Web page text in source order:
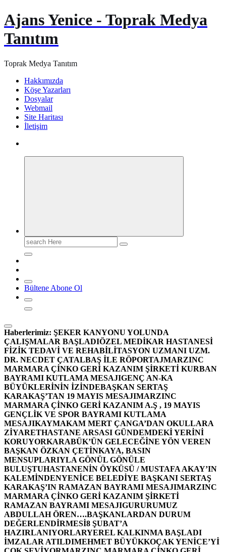
Ajans Yenice - Toprak Medya
Tanıtım
Toprak Medya Tanıtım
Hakkımızda
Köşe Yazarları
Dosyalar
Webmail
Site Haritası
İletişim
Search
for:
Bültene Abone Ol
Haberlerimiz: ŞEKER KANYONU YOLUNDA
ÇALIŞMALAR BAŞLADIÖZEL MEDİKAR HASTANESİ
FİZİK TEDAVİ VE REHABİLİTASYON UZMANI UZM.
DR. NECDET ÇATALBAŞ İLE RÖPORTAJMARZINC
MARMARA ÇİNKO GERİ KAZANIM ŞİRKETİ KURBAN
BAYRAMI KUTLAMA MESAJIGENÇ AN-KA
BÜYÜKLERİNİN İZİNDEBAŞKAN SERTAŞ
KARAKAŞ’TAN 19 MAYIS MESAJIMARZINC
MARMARA ÇİNKO GERİ KAZANIM A.Ş , 19 MAYIS
GENÇLİK VE SPOR BAYRAMI KUTLAMA
MESAJIKAYMAKAM MERT ÇANGA’DAN OKULLARA
ZİYARETHASTANE ARSASI GÜNDEMDEKİ YERİNİ
KORUYORKARABÜK’ÜN GELECEĞİNE YÖN VEREN
BAŞKAN ÖZKAN ÇETİNKAYA, BASIN
MENSUPLARIYLA GÖNÜL GÖNÜLE
BULUŞTUHASTANENİN ÖYKÜSÜ / MUSTAFA AKAY’IN
KALEMİNDENYENİCE BELEDİYE BAŞKANI SERTAŞ
KARAKAŞ’IN RAMAZAN BAYRAMI MESAJIMARZINC
MARMARA ÇİNKO GERİ KAZANIM ŞİRKETİ
RAMAZAN BAYRAMI MESAJIGURURUMUZ
ABDULLAH ÖREN….BAŞKANLARDAN DURUM
DEĞERLENDİRMESİ8 ŞUBAT’A
HAZIRLANIYORLARYEREL KALKINMA BAŞLADI
İMZALAR ATILDIMEHMET BÜYÜKKOÇAK YENİCE’Yİ